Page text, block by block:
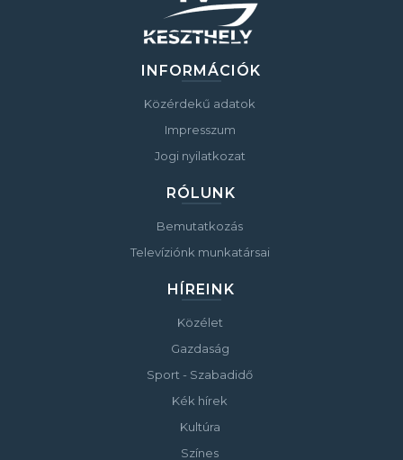
INFORMÁCIÓK
Közérdekű adatok
Impresszum
Jogi nyilatkozat
RÓLUNK
Bemutatkozás
Televíziónk munkatársai
HÍREINK
Közélet
Gazdaság
Sport - Szabadidő
Kék hírek
Kultúra
Színes